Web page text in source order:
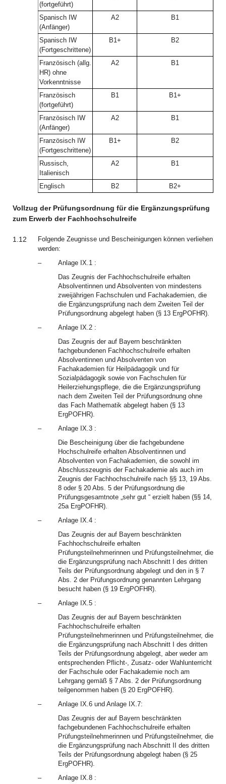
(fortgeführt)
Spanisch IW
(Anfänger)
A2 B1
Spanisch IW
(Fortgeschrittene)
B1+ B2
Französisch (allg.
HR) ohne
Vorkenntnisse
A2 B1
Französisch
(fortgeführt)
B1 B1+
Französisch IW
(Anfänger)
A2 B1
Französisch IW
(Fortgeschrittene)
B1+ B2
Russisch,
Italienisch
A2 B1
Englisch B2 B2+
Vollzug der Prüfungsordnung für die Ergänzungsprüfung
zum Erwerb der Fachhochschulreife
1.12
Folgende Zeugnisse und Bescheinigungen können verliehen
werden:
–
Anlage IX.1 :
Das Zeugnis der Fachhochschulreife erhalten
Absolventinnen und Absolventen von mindestens
zweijährigen Fachschulen und Fachakademien, die
die Ergänzungsprüfung nach dem Zweiten Teil der
Prüfungsordnung abgelegt haben (§ 13 ErgPOFHR).
–
Anlage IX.2 :
Das Zeugnis der auf Bayern beschränkten
fachgebundenen Fachhochschulreife erhalten
Absolventinnen und Absolventen von
Fachakademien für Heilpädagogik und für
Sozialpädagogik sowie von Fachschulen für
Heilerziehungspflege, die die Ergänzungsprüfung
nach dem Zweiten Teil der Prüfungsordnung ohne
das Fach Mathematik abgelegt haben (§ 13
ErgPOFHR).
–
Anlage IX.3 :
Die Bescheinigung über die fachgebundene
Hochschulreife erhalten Absolventinnen und
Absolventen von Fachakademien, die sowohl im
Abschlusszeugnis der Fachakademie als auch im
Zeugnis der Fachhochschulreife nach §§ 13, 19 Abs.
8 oder § 20 Abs. 5 der Prüfungsordnung die
Prüfungsgesamtnote „sehr gut “ erzielt haben (§§ 14,
25a ErgPOFHR).
–
Anlage IX.4 :
Das Zeugnis der auf Bayern beschränkten
Fachhochschulreife erhalten
Prüfungsteilnehmerinnen und Prüfungsteilnehmer, die
die Ergänzungsprüfung nach Abschnitt I des dritten
Teils der Prüfungsordnung abgelegt und den in § 7
Abs. 2 der Prüfungsordnung genannten Lehrgang
besucht haben (§ 19 ErgPOFHR).
–
Anlage IX.5 :
Das Zeugnis der auf Bayern beschränkten
Fachhochschulreife erhalten
Prüfungsteilnehmerinnen und Prüfungsteilnehmer, die
die Ergänzungsprüfung nach Abschnitt I des dritten
Teils der Prüfungsordnung abgelegt, aber weder am
entsprechenden Pflicht-, Zusatz- oder Wahlunterricht
der Fachschule oder Fachakademie noch am
Lehrgang gemäß § 7 Abs. 2 der Prüfungsordnung
teilgenommen haben (§ 20 ErgPOFHR).
–
Anlage IX.6 und Anlage IX.7:
Das Zeugnis der auf Bayern beschränkten
fachgebundenen Fachhochschulreife erhalten
Prüfungsteilnehmerinnen und Prüfungsteilnehmer, die
die Ergänzungsprüfung nach Abschnitt II des dritten
Teils der Prüfungsordnung abgelegt haben (§ 25
ErgPOFHR).
–
Anlage IX.8 :